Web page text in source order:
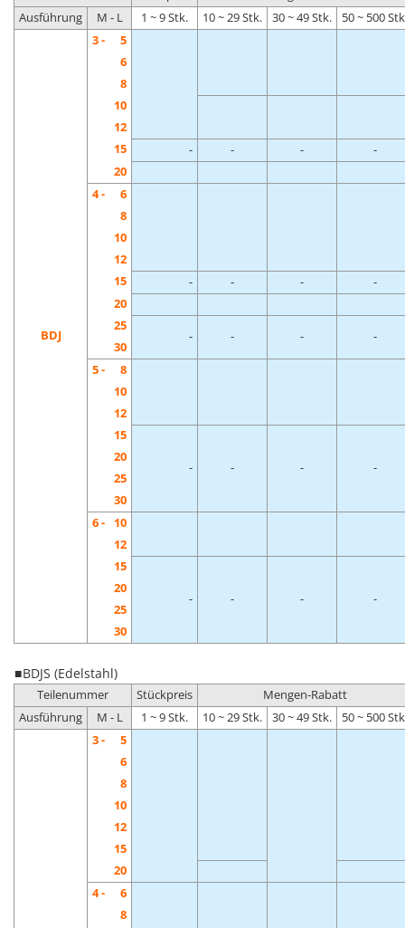
Ausführung
M - L 1 ~ 9 Stk. 10 ~ 29 Stk. 30 ~ 49 Stk. 50 ~ 500
BDJ
3 -
5
6
8
10
12
15
- - -
-
20
4 -
6
8
10
12
15
- - -
-
20
25
- - - -
30
5 -
8
10
12
15
- - - -
20
25
30
6 -
10
12
15
- - - -
20
25
30
■ BDJS (Edelstahl)
Teilenummer Stückpreis
Mengen-Rabatt
Ausführung
M - L 1 ~ 9 Stk. 10 ~ 29 Stk. 30 ~ 49 Stk. 50 ~ 500
3 -
5
6
8
10
12
15
20
4 -
6
8